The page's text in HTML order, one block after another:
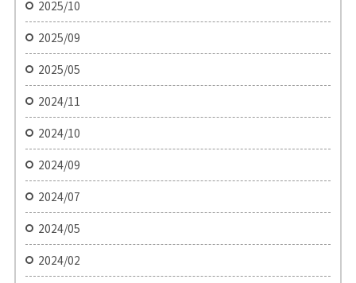
2025/10
2025/09
2025/05
2024/11
2024/10
2024/09
2024/07
2024/05
2024/02